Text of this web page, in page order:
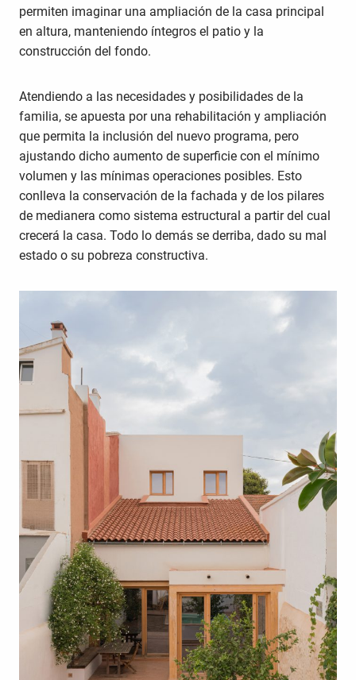
permiten imaginar una ampliación de la casa principal
en altura, manteniendo íntegros el patio y la
construcción del fondo.
Atendiendo a las necesidades y posibilidades de la
familia, se apuesta por una rehabilitación y ampliación
que permita la inclusión del nuevo programa, pero
ajustando dicho aumento de superficie con el mínimo
volumen y las mínimas operaciones posibles. Esto
conlleva la conservación de la fachada y de los pilares
de medianera como sistema estructural a partir del cual
crecerá la casa. Todo lo demás se derriba, dado su mal
estado o su pobreza constructiva.